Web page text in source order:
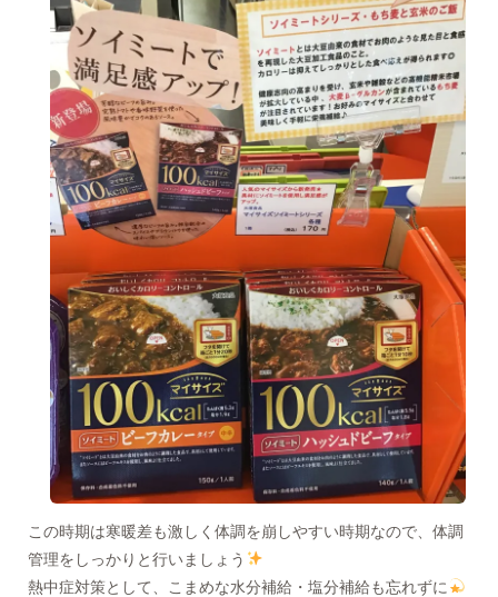
この時期は寒暖差も激しく体調を崩しやすい時期なので、体調
管理をしっかりと行いましょう
熱中症対策として、こまめな水分補給・塩分補給も忘れずに